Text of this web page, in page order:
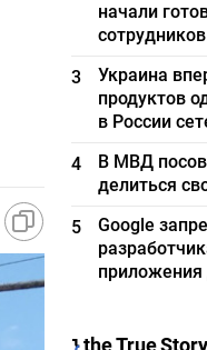
начали
сотрудников
3
Украина
продуктов
в России
4
В МВД
делиться
5
Google
приложения